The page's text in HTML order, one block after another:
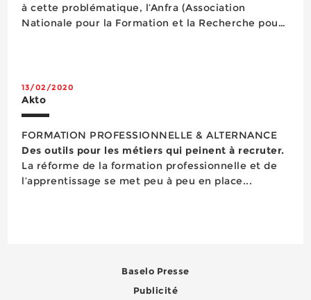
à cette problématique, l’Anfra (Association
Nationale pour la Formation et la Recherche pour
13/02/2020
Akto
FORMATION PROFESSIONNELLE & ALTERNANCE
Des outils pour les métiers qui peinent à recruter.
La réforme de la formation professionnelle et de
l’apprentissage se met peu à peu en place...
Baselo Presse
Publicité